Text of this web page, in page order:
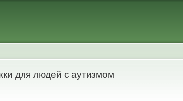
для людей с аутизмом